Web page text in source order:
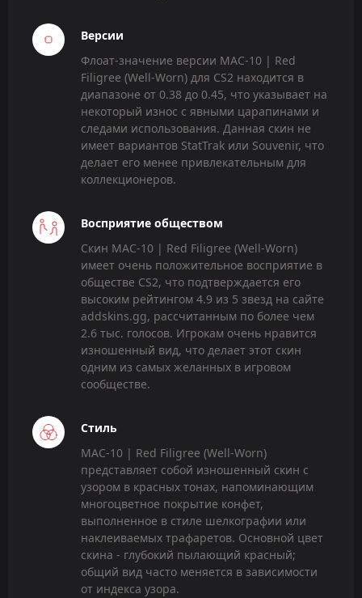
Версии
Флоат-значение версии MAC-10 | Red
Filigree (Well-Worn) для CS2 находится в
диапазоне от 0.38 до 0.45, что указывает на
некоторый износ с явными царапинами и
следами использования. Данная скин не
имеет вариантов StatTrak или Souvenir, что
делает его менее привлекательным для
коллекционеров.
Восприятие обществом
Скин MAC-10 | Red Filigree (Well-Worn)
имеет очень положительное восприятие в
обществе CS2, что подтверждается его
высоким рейтингом 4.9 из 5 звезд на сайте
addskins.gg, рассчитанным по более чем
2.6 тыс. голосов. Игрокам очень нравится
изношенный вид, что делает этот скин
одним из самых желанных в игровом
сообществе.
Стиль
MAC-10 | Red Filigree (Well-Worn)
представляет собой изношенный скин с
узором в красных тонах, напоминающим
многоцветное покрытие конфет,
выполненное в стиле шелкографии или
наклеиваемых трафаретов. Основной цвет
скина - глубокий пылающий красный;
общий вид часто меняется в зависимости
от индекса узора.